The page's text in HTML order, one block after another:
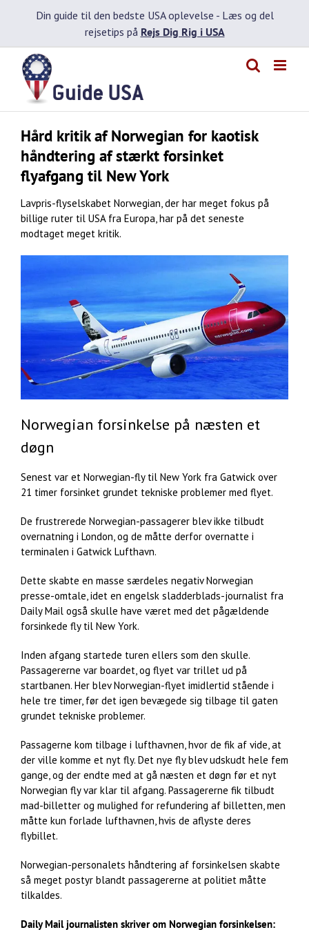
Din guide til den bedste USA oplevelse - Læs og del
rejsetips på Rejs Dig Rig i USA
Hård kritik af Norwegian for kaotisk
håndtering af stærkt forsinket
flyafgang til New York
Lavpris-flyselskabet Norwegian, der har meget fokus på
billige ruter til USA fra Europa, har på det seneste
modtaget meget kritik.
Norwegian forsinkelse på næsten et
døgn
Senest var et Norwegian-fly til New York fra Gatwick over
21 timer forsinket grundet tekniske problemer med flyet.
De frustrerede Norwegian-passagerer blev ikke tilbudt
overnatning i London, og de måtte derfor overnatte i
terminalen i Gatwick Lufthavn.
Dette skabte en masse særdeles negativ Norwegian
presse-omtale, idet en engelsk sladderblads-journalist fra
Daily Mail også skulle have været med det pågældende
forsinkede fly til New York.
Inden afgang startede turen ellers som den skulle.
Passagererne var boardet, og flyet var trillet ud på
startbanen. Her blev Norwegian-flyet imidlertid stående i
hele tre timer, før det igen bevægede sig tilbage til gaten
grundet tekniske problemer.
Passagerne kom tilbage i lufthavnen, hvor de fik af vide, at
der ville komme et nyt fly. Det nye fly blev udskudt hele fem
gange, og der endte med at gå næsten et døgn før et nyt
Norwegian fly var klar til afgang. Passagererne fik tilbudt
mad-billetter og mulighed for refundering af billetten, men
måtte kun forlade lufthavnen, hvis de aflyste deres
flybillet.
Norwegian-personalets håndtering af forsinkelsen skabte
så meget postyr blandt passagererne at politiet måtte
tilkaldes.
Daily Mail journalisten skriver om Norwegian forsinkelsen: